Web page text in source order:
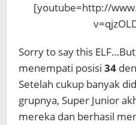
[youtube=http://
Sorry to say this
menempati posisi 34
Setelah cukup banyak
grupnya, Super Junior
mereka dan berhasil